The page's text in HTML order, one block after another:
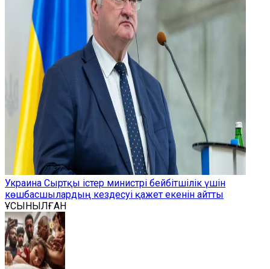
Украина Сыртқы істер министрі бейбітшілік үшін
көшбасшылардың кездесуі қажет екенін айтты
ҰСЫНЫЛҒАН